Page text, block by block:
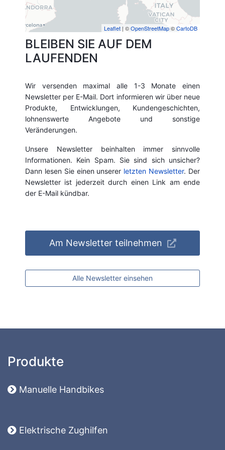
Leaflet | ©OpenStreetMap©CartoDB
BLEIBEN SIE AUF DEM
LAUFENDEN
Wir versenden maximal alle 1-3 Monate einen
Newsletter per E-Mail. Dort informieren wir über neue
Produkte, Entwicklungen, Kundengeschichten,
lohnenswerte Angebote und sonstige
Veränderungen.
Unsere Newsletter beinhalten immer sinnvolle
Informationen. Kein Spam. Sie sind sich unsicher?
Dann lesen Sie einen unserer letzten Newsletter. Der
Newsletter ist jederzeit durch einen Link am ende
der E-Mail kündbar.
Am Newsletter teilnehmen
Alle Newsletter einsehen
Produkte
Manuelle Handbikes
Elektrische Zughilfen